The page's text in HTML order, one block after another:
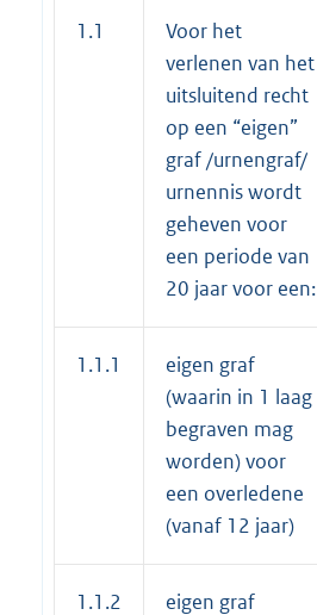
1.1
Voor het
verlenen van het
uitsluitend recht
op een “eigen”
graf /urnengraf/
urnennis wordt
geheven voor
een periode van
20 jaar voor een:
1.1.1
eigen graf
(waarin in 1 laag
begraven mag
worden) voor
een overledene
(vanaf 12 jaar)
1.1.2
eigen graf